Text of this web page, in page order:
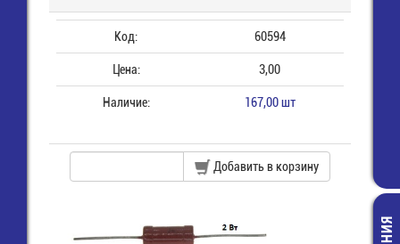
Код: 60594
Цена: 3,00
Наличие: 167,00 шт
Добавить в корзину